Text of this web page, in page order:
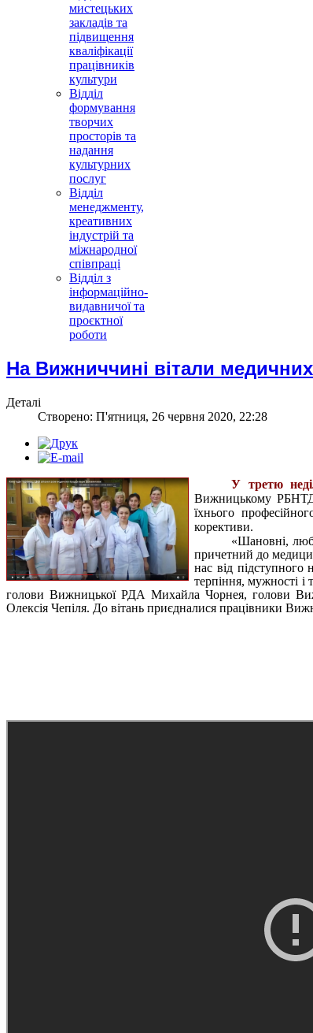
мистецьких
закладів та
підвищення
кваліфікації
працівників
культури
Відділ
формування
творчих
просторів та
надання
культурних
послуг
Відділ
менеджменту,
креативних
індустрій та
міжнародної
співпраці
Відділ з
інформаційно-
видавничої та
проєктної
роботи
На Вижниччині вітали медичних
Деталі
Створено: П'ятниця, 26 червня 2020, 22:28
У третю
Вижницькому РБНТД
їхнього
корективи.
«Шановні,
причетний до
нас від
терпіння, мужності і
голови Вижницької РДА Михайла Чорнея, голови
Олексія Чепіля. До вітань приєдналися працівники